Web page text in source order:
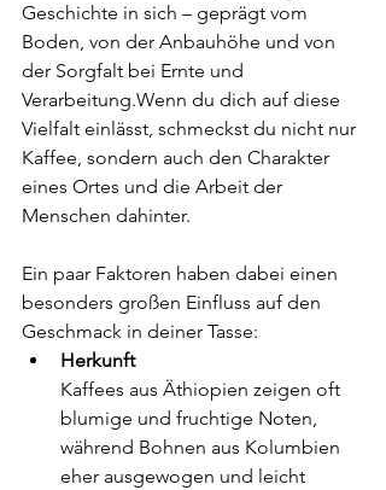
Geschichte in sich – geprägt vom
Boden, von der Anbauhöhe und von
der Sorgfalt bei Ernte und
Verarbeitung.Wenn du dich auf diese
Vielfalt einlässt, schmeckst du nicht nur
Kaffee, sondern auch den Charakter
eines Ortes und die Arbeit der
Menschen dahinter.
Ein paar Faktoren haben dabei einen
besonders großen Einfluss auf den
Geschmack in deiner Tasse:
Herkunft
Kaffees aus Äthiopien zeigen oft
blumige und fruchtige Noten,
während Bohnen aus Kolumbien
eher ausgewogen und leicht